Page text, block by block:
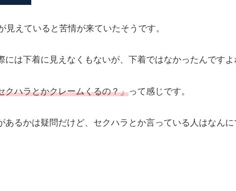
えていると苦情が来ていたそうです。
は下着に見えなくもないが、下着ではなかったんですよ
クハラとかクレームくるの？」って感じです。
るかは疑問だけど、セクハラとか言っている人はなんに